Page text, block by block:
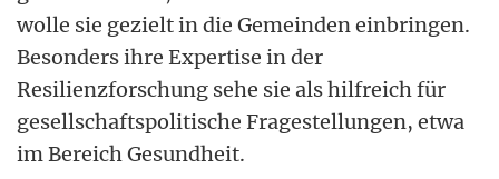
wolle sie gezielt in die Gemeinden einbringen.
Besonders ihre Expertise in der
Resilienzforschung sehe sie als hilfreich für
gesellschaftspolitische Fragestellungen, etwa
im Bereich Gesundheit.